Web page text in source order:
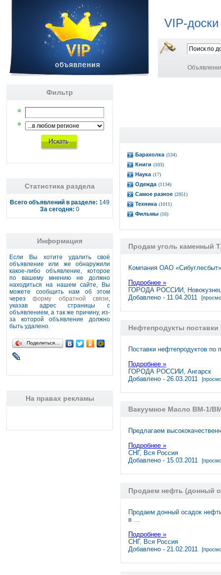
VIP-
Фильтр
Статистика раздела
Всего объявлений в разделе: 149
За сегодня: 0
Информация
Если Вы хотите удалить своё
объявление или же обнаружили
какое-либо объявление, которое
по вашему мнению не должно
находиться на нашем сайте, Вы
можете сообщить нам об этом
черезформу обратной связи,
указав адрес страницы с
объявлением, а так же причину, из-
за которой объявление должно
быть удалено.
Поделиться…
На правах рекламы
Барахолка (534)
Книги (103)
Наука (17)
Одежда (1134)
Самое разное (2951)
Техника (1011)
Фильмы (16)
Продам уголь каменный
Компания ОАО
Подробнее »
ГОРОДА РОССИИ,
Добавлено - 11.04.2011
Нефтепродукты
Поставки нефтепродуктов
Подробнее »
ГОРОДА РОССИИ, Ангарск
Добавлено - 26.03.2011
Вакуумное Масло ВМ-1/
Предлагаем
Подробнее »
СНГ, Вся Россия
Добавлено - 15.03.2011
Продаем нефть (донный
Продаем донный осадок
в …
Подробнее »
СНГ, Вся Россия
Добавлено - 21.02.2011